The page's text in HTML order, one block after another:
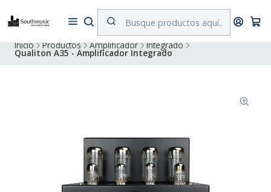
Despacho a todo Chile. Envíos gratuitos a Región Metropolitana por
compras superiores a $500.000
Inicio Productos Amplificador Integrado
Qualiton A35 - Amplificador Integrado